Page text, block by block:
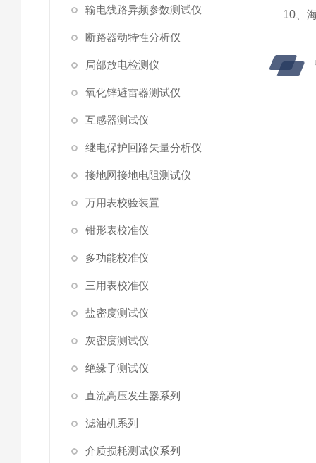
输电线路异频参数测试仪
断路器动特性分析仪
局部放电检测仪
氧化锌避雷器测试仪
互感器测试仪
继电保护回路矢量分析仪
接地网接地电阻测试仪
万用表校验装置
钳形表校准仪
多功能校准仪
三用表校准仪
盐密度测试仪
灰密度测试仪
绝缘子测试仪
直流高压发生器系列
滤油机系列
介质损耗测试仪系列
10、